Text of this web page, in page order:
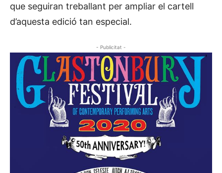
que seguiran treballant per ampliar el cartell
d’aquesta edició tan especial.
- Publicitat -